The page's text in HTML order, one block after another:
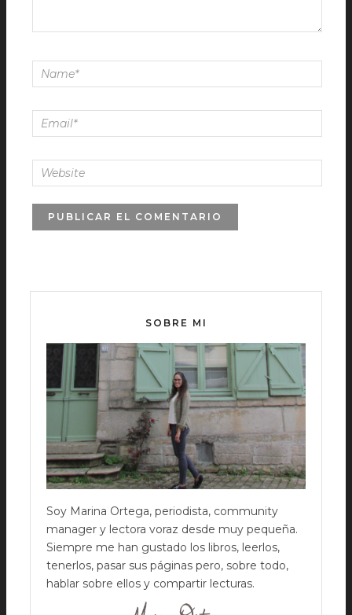
SOBRE MI
Soy Marina Ortega, periodista, community
manager y lectora voraz desde muy pequeña.
Siempre me han gustado los libros, leerlos,
tenerlos, pasar sus páginas pero, sobre todo,
hablar sobre ellos y compartir lecturas.